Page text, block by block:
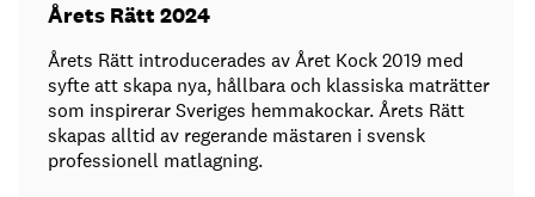
Årets Rätt 2024
Årets Rätt introducerades av Året Kock 2019 med
syfte att skapa nya, hållbara och klassiska maträtter
som inspirerar Sveriges hemmakockar. Årets Rätt
skapas alltid av regerande mästaren i svensk
professionell matlagning.